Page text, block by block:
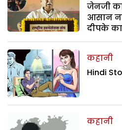
जेनजी
आसान
दीपके
कहानी
Hindi
कहानी